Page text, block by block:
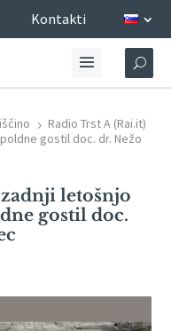
Kontakti
5 Radio Trst A (Rai.it)
gostil doc. dr. Nežo
zadnji letošnjo
gostil doc.